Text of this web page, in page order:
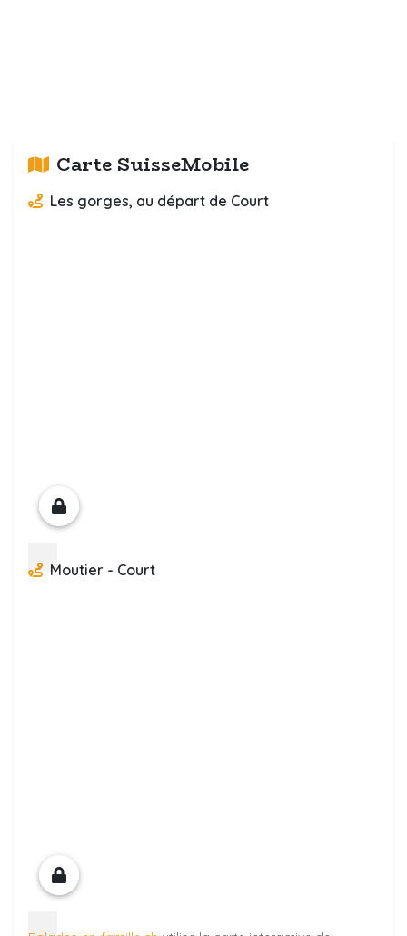
Carte SuisseMobile
Les gorges, au départ de Court
Moutier - Court